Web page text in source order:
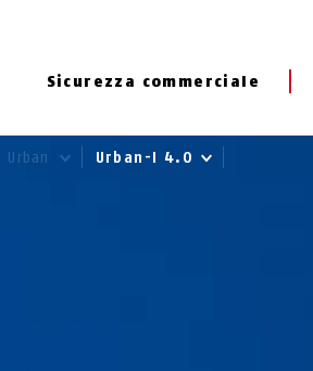
Sicurezza commerciale
Urban Urban-I 4.0